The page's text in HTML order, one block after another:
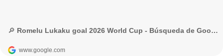
🔎 Romelu Lukaku goal 2026 World Cup - Búsqueda de Google
www.google.com